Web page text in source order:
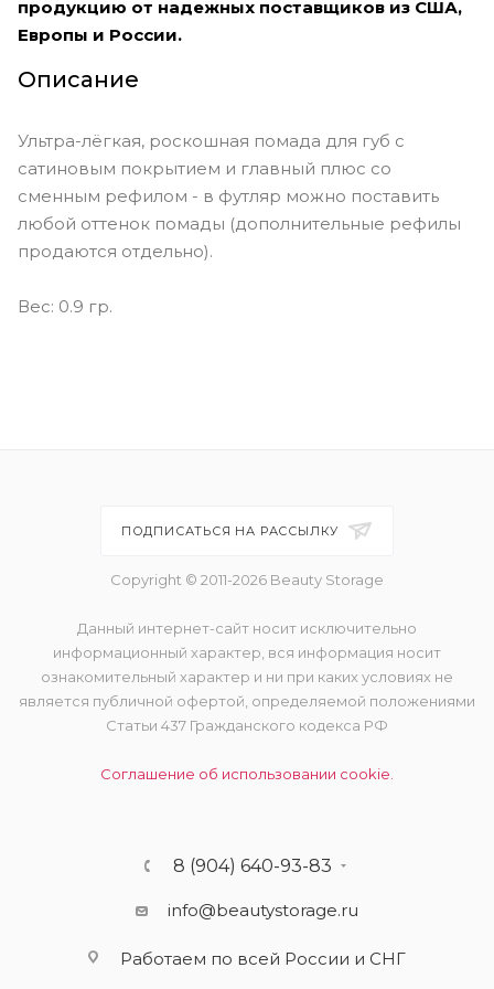
продукцию от надежных поставщиков из США,
Европы и России.
Описание
Ультра-лёгкая, роскошная помада для губ с
сатиновым покрытием и главный плюс со
сменным рефилом - в футляр можно поставить
любой оттенок помады (дополнительные рефилы
продаются отдельно).
Вес: 0.9 гр.
ПОДПИСАТЬСЯ НА РАССЫЛКУ
Copyright © 2011-2026 Beauty Storage
Данный интернет-сайт носит исключительно
информационный характер, вся информация носит
ознакомительный характер и ни при каких условиях не
является публичной офертой, определяемой положениями
Статьи 437 Гражданского кодекса РФ
Соглашение об использовании cookie.
8 (904) 640-93-83
info@beautystorage.ru
Работаем по всей России и СНГ